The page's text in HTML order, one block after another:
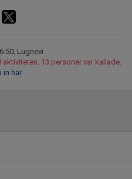
Lugnevi
13 personer var kallade.
in här